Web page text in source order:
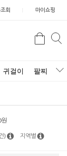
회 마이쇼핑
검색
귀걸이 팔찌 목
) 지역별